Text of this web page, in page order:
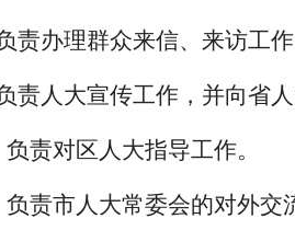
责办理群众来信、来访工作
责人大宣传工作，并向省
负责对区人大指导工作。
负责市人大常委会的对外交